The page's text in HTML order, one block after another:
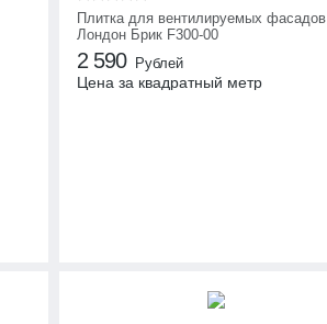
Плитка для вентилируемых фасадов
Лондон Брик F300-00
2 590 Рублей
Цена за квадратный метр